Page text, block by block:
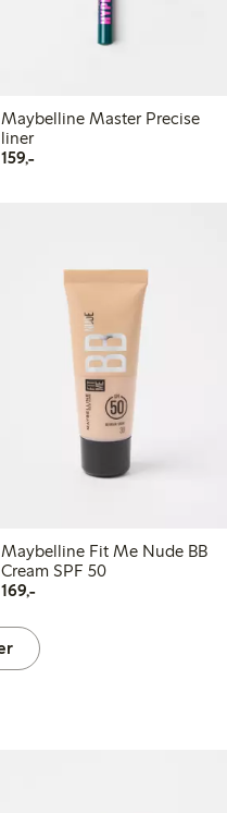
Maybelline Master Precise
liner
159,-159,00 kr
Maybelline Fit Me Nude BB
Cream SPF 50
169,-169,00 kr